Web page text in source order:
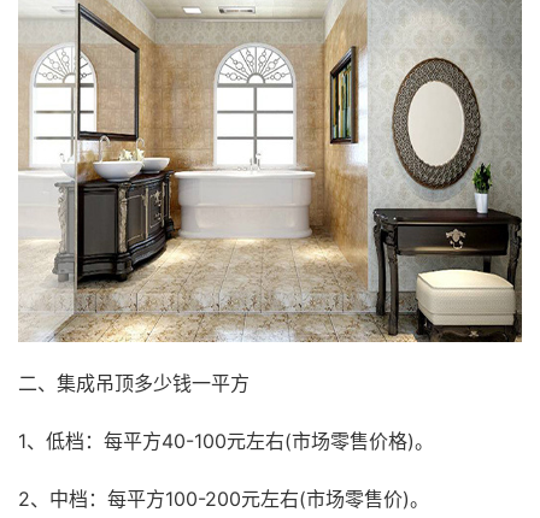
二、集成吊顶多少钱一平方
1、低档：每平方40-100元左右(市场零售价格)。
2、中档：每平方100-200元左右(市场零售价)。